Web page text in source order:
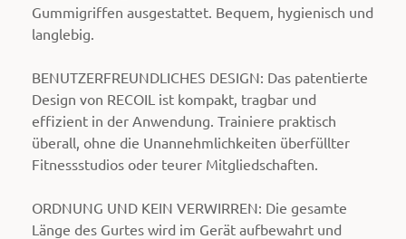
Gummigriffen ausgestattet. Bequem, hygienisch und
langlebig.
BENUTZERFREUNDLICHES DESIGN: Das patentierte
Design von RECOIL ist kompakt, tragbar und
effizient in der Anwendung. Trainiere praktisch
überall, ohne die Unannehmlichkeiten überfüllter
Fitnessstudios oder teurer Mitgliedschaften.
ORDNUNG UND KEIN VERWIRREN: Die gesamte
Länge des Gurtes wird im Gerät aufbewahrt und